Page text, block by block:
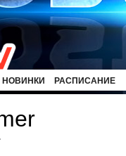
НОВИНКИ РАСПИСАНИЕ